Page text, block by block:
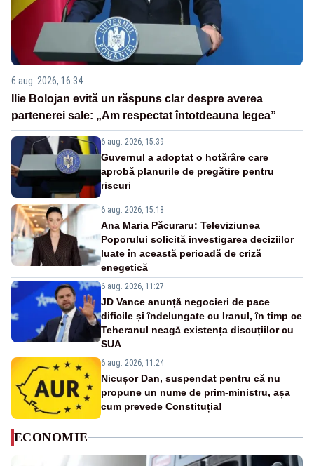
6 aug. 2026, 16:34
Ilie Bolojan evită un răspuns clar despre averea
partenerei sale: „Am respectat întotdeauna legea”
6 aug. 2026, 15:39
Guvernul a adoptat o hotărâre care
aprobă planurile de pregătire pentru
riscuri
6 aug. 2026, 15:18
Ana Maria Păcuraru: Televiziunea
Poporului solicită investigarea deciziilor
luate în această perioadă de criză
enegetică
6 aug. 2026, 11:27
JD Vance anunță negocieri de pace
dificile și îndelungate cu Iranul, în timp ce
Teheranul neagă existența discuțiilor cu
SUA
6 aug. 2026, 11:24
Nicușor Dan, suspendat pentru că nu
propune un nume de prim-ministru, așa
cum prevede Constituția!
ECONOMIE